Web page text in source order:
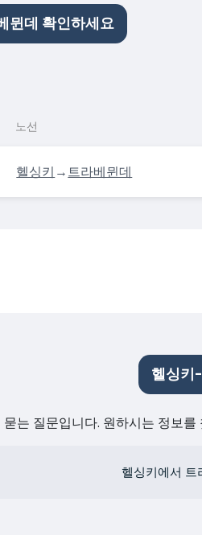
뮌데 확인하세요
노선
헬싱키 →트라베뮌데
헬싱키
묻는 질문입니다. 원하시는 정보
헬싱키에서